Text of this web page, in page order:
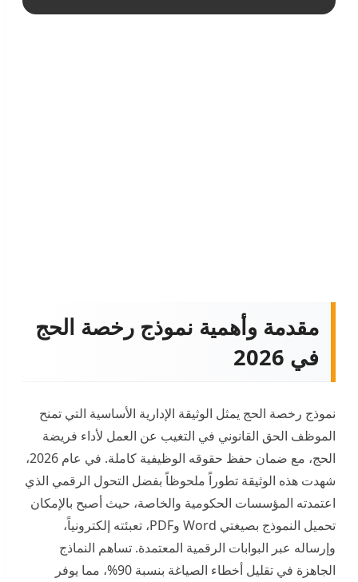
مقدمة وأهمية نموذج رخصة الحج
في 2026
نموذج رخصة الحج يمثل الوثيقة الإدارية الأساسية التي تمنح
الموظف الحق القانوني في التغيب عن العمل لأداء فريضة
الحج، مع ضمان حفظ حقوقه الوظيفية كاملة. في عام 2026،
شهدت هذه الوثيقة تطوراً ملحوظاً بفضل التحول الرقمي الذي
اعتمدته المؤسسات الحكومية والخاصة، حيث أصبح بالإمكان
تحميل النموذج بصيغتي Word وPDF، تعبئته إلكترونياً،
وإرساله عبر البوابات الرقمية المعتمدة. تساهم النماذج
الجاهزة في تقليل أخطاء الصياغة بنسبة 90%، مما يوفر